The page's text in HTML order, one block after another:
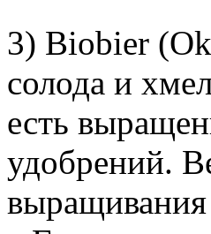
3) Biobier
солода и
есть
удобрений.
выращивания